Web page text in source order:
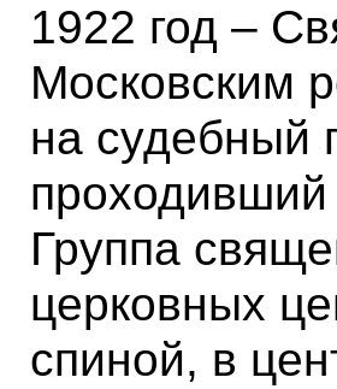
1922 год –
Московским
на судебный
проходивший
Группа
церковных
спиной, в